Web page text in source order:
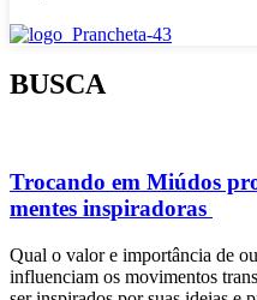
BUSCA
‪‎Trocando em Miúdos‬
mentes inspiradoras ‬‬
Qual o valor e importância de
influenciam os movimentos